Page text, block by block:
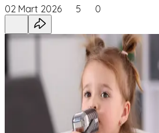
02 Mart 2026 5 0